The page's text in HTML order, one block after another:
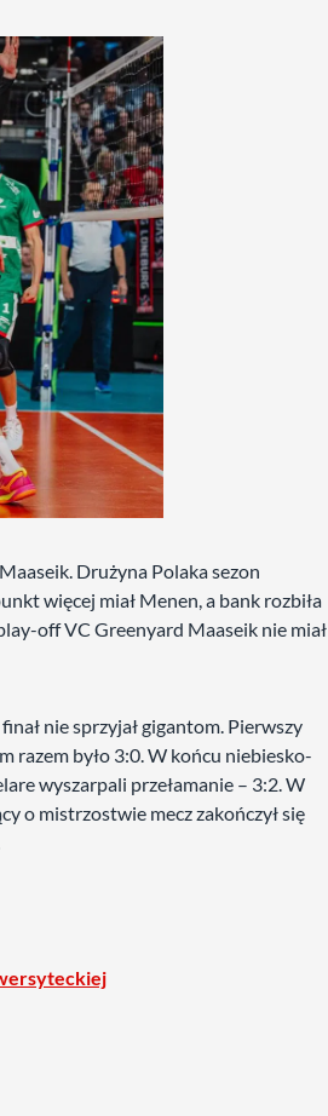
Drużyna Polaka sezon
więcej miał Menen, a bank rozbiła
off VC Greenyard Maaseik nie miał
nie sprzyjał gigantom. Pierwszy
razem było 3:0. W końcu niebiesko-
wyszarpali przełamanie – 3:2. W
o mistrzostwie mecz zakończył się